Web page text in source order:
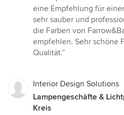
eine Empfehlung für
sehr sauber und
die Farben von
empfehlen. Sehr schöne
Qualität.”
Interior Design Solutions
Lampengeschäfte &
Kreis